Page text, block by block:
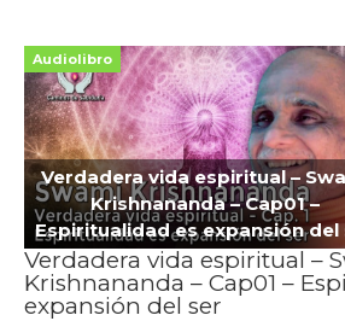
Audiolibro
Verdadera vida espiritual –
Krishnananda – Cap01 –
Espiritualidad es expansión del
Verdadera vida espiritual –
Krishnananda – Cap01 –
expansión del ser